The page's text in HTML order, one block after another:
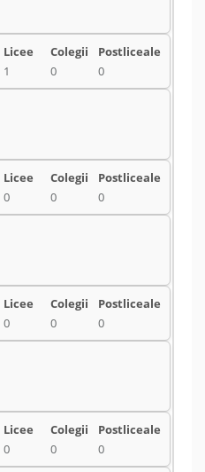
1 0 0
0 0 0
0 0 0
0 0 0